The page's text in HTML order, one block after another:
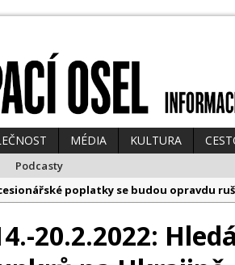
MÉDIA KULTURA
Podcasty
poplatky se budou opravdu
bude drahý! Pokuta za „chirurgy z
20.2.2022: